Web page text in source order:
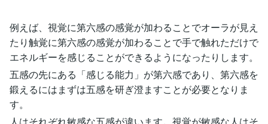
例えば、視覚に第六感の感覚が加わることでオーラが見え
たり触覚に第六感の感覚が加わることで手で触れただけで
エネルギーを感じることができるようになったりします。
五感の先にある「感じる能力」が第六感であり、第六感を
鍛えるにはまずは五感を研ぎ澄ますことが必要となりま
す。
人はそれぞれ敏感な五感が違います。視覚が敏感な人はそ